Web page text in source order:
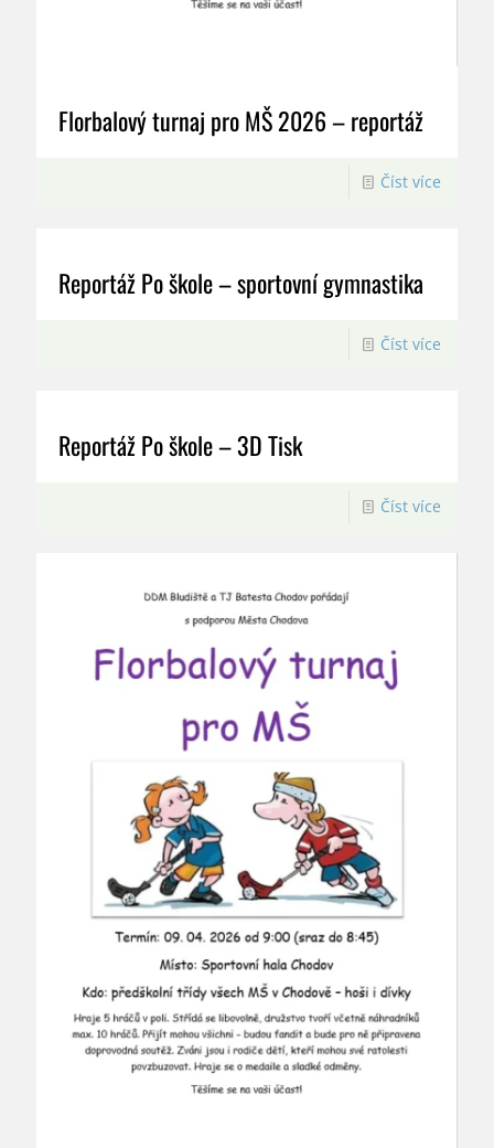
Florbalový turnaj pro MŠ 2026 – reportáž
Číst více
Reportáž Po škole – sportovní gymnastika
Číst více
Reportáž Po škole – 3D Tisk
Číst více